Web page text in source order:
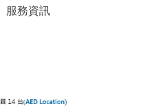
服務資訊